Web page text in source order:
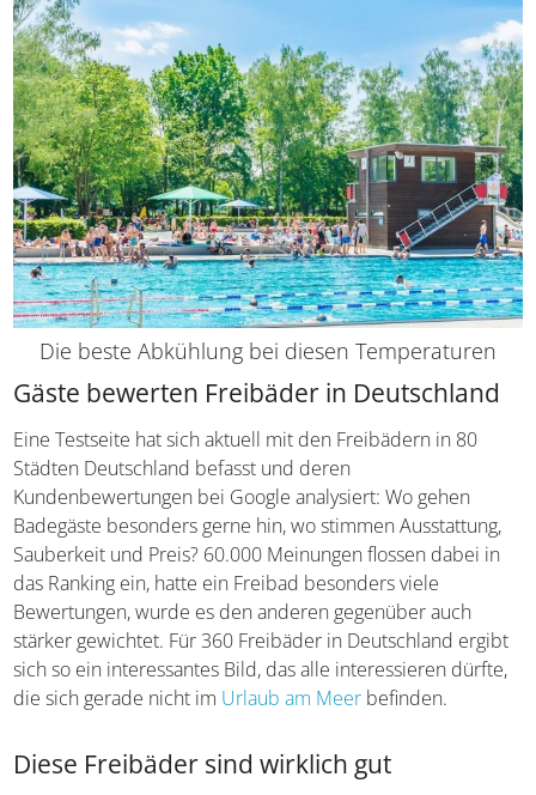
Die beste Abkühlung bei diesen Temperaturen
Gäste bewerten Freibäder in Deutschland
Eine Testseite hat sich aktuell mit den Freibädern in 80
Städten Deutschland befasst und deren
Kundenbewertungen bei Google analysiert: Wo gehen
Badegäste besonders gerne hin, wo stimmen Ausstattung,
Sauberkeit und Preis? 60.000 Meinungen flossen dabei in
das Ranking ein, hatte ein Freibad besonders viele
Bewertungen, wurde es den anderen gegenüber auch
stärker gewichtet. Für 360 Freibäder in Deutschland ergibt
sich so ein interessantes Bild, das alle interessieren dürfte,
die sich gerade nicht im Urlaub am Meer befinden.
Diese Freibäder sind wirklich gut